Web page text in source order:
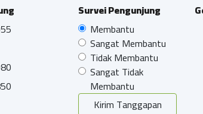
Survei Pengunjung
Membantu
Sangat Membantu
Tidak Membantu
Sangat Tidak
Membantu
Kirim Tanggapan